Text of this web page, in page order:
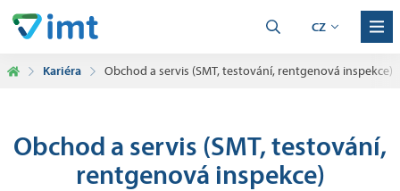
CZ
Kariéra Obchod a servis (SMT, testování, rentgenová inspekce)
Obchod a servis (SMT, testování,
rentgenová inspekce)